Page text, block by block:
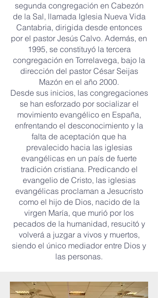
segunda congregación en Cabezón
de la Sal, llamada Iglesia Nueva Vida
Cantabria, dirigida desde entonces
por el pastor Jesús Calvo. Además, en
1995, se constituyó la tercera
congregación en Torrelavega, bajo la
dirección del pastor César Seijas
Mazón en el año 2000.
Desde sus inicios, las congregaciones
se han esforzado por socializar el
movimiento evangélico en España,
enfrentando el desconocimiento y la
falta de aceptación que ha
prevalecido hacia las iglesias
evangélicas en un país de fuerte
tradición cristiana. Predicando el
evangelio de Cristo, las iglesias
evangélicas proclaman a Jesucristo
como el hijo de Dios, nacido de la
virgen María, que murió por los
pecados de la humanidad, resucitó y
volverá a juzgar a vivos y muertos,
siendo el único mediador entre Dios y
las personas.